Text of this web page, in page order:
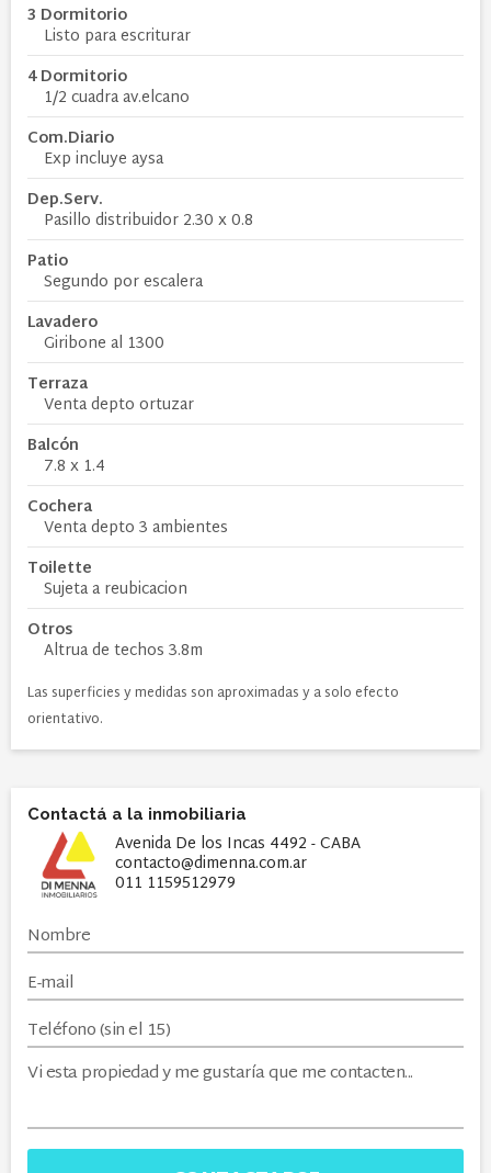
3 Dormitorio
Listo para escriturar
4 Dormitorio
1/2 cuadra av.elcano
Com.Diario
Exp incluye aysa
Dep.Serv.
Pasillo distribuidor 2.30 x 0.8
Patio
Segundo por escalera
Lavadero
Giribone al 1300
Terraza
Venta depto ortuzar
Balcón
7.8 x 1.4
Cochera
Venta depto 3 ambientes
Toilette
Sujeta a reubicacion
Otros
Altrua de techos 3.8m
Las superficies y medidas son aproximadas y a solo efecto
orientativo.
Contactá a la inmobiliaria
Avenida De los Incas 4492 - CABA
contacto@dimenna.com.ar
011 1159512979